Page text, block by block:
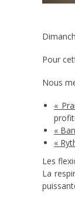
Pour
Nous
«
«
«
Les
La